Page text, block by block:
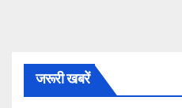
जरूरी खबरें